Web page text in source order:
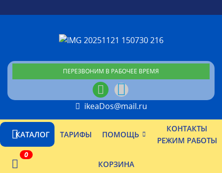
ПЕРЕЗВОНИМ В РАБОЧЕЕ ВРЕМЯ
ikeaDos@mail.ru
КАТАЛОГ ТАРИФЫ ПОМОЩЬ
КОНТАКТЫ
РЕЖИМ РАБОТЫ
КОРЗИНА
0